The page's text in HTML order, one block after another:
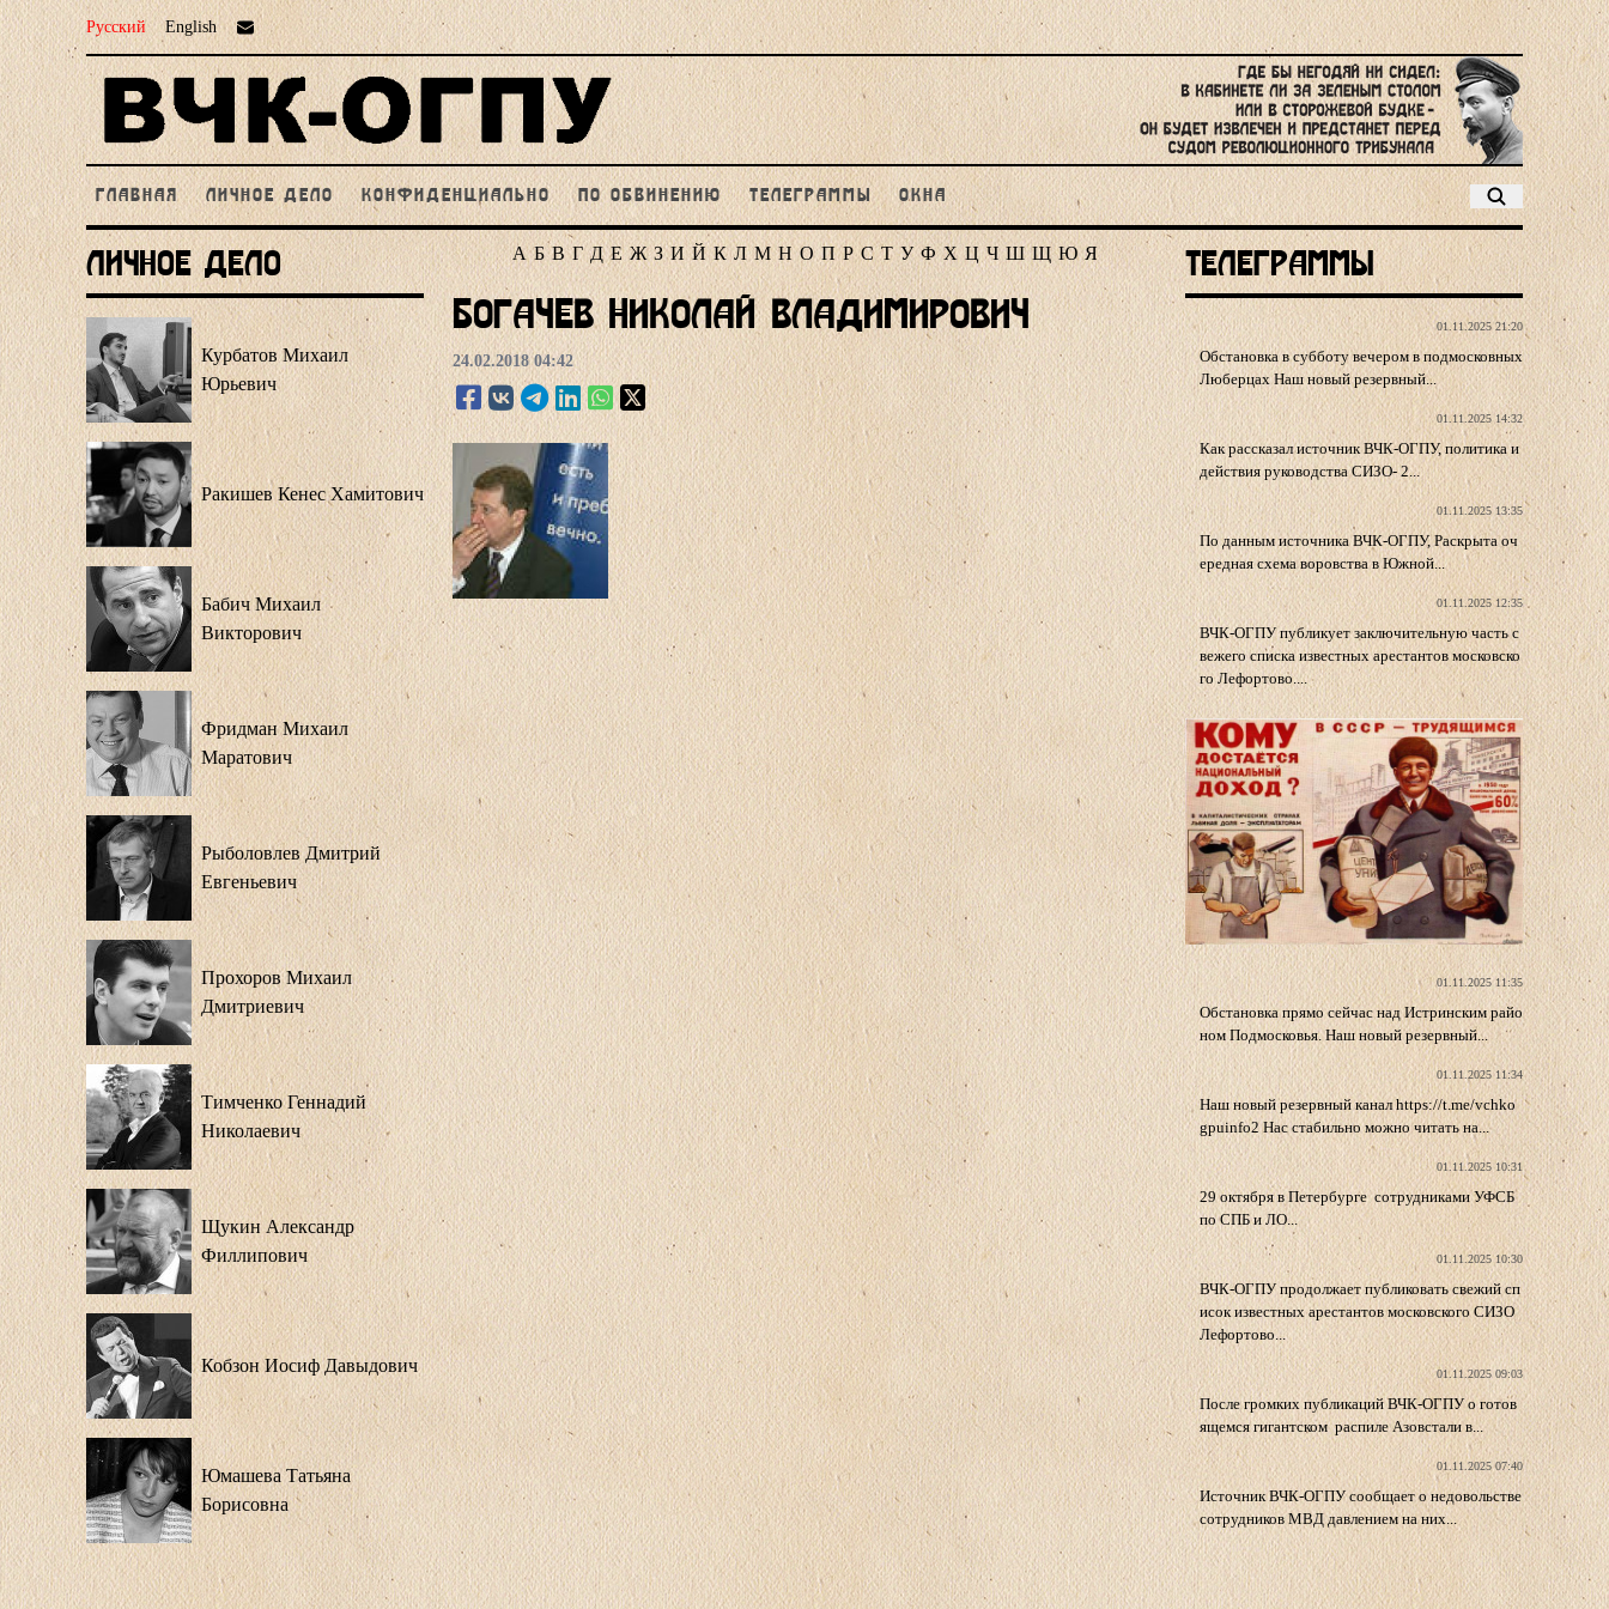
Русский English
ГЛАВНАЯ ЛИЧНОЕ ДЕЛО КОНФИДЕНЦИАЛЬНО ПО ОБВИНЕНИЮ ТЕЛЕГРАММЫ ОКНА
Личное Дело
Курбатов Михаил
Юрьевич
Ракишев Кенес Хамитович
Бабич Михаил
Викторович
Фридман Михаил
Маратович
Рыболовлев Дмитрий
Евгеньевич
Прохоров Михаил
Дмитриевич
Тимченко Геннадий
Николаевич
Щукин Александр
Филлипович
Кобзон Иосиф Давыдович
Юмашева Татьяна
Борисовна
А Б В Г Д Е Ж З И Й К Л М Н О П Р С Т У Ф Х Ц Ч Ш Щ Ю Я
Богачев Николай Владимирович
24.02.2018 04:42
Телеграммы
01.11.2025 21:20
Обстановка в субботу вечером в подмосковных
Люберцах Наш новый резервный...
01.11.2025 14:32
Как рассказал источник ВЧК-ОГПУ, политика и
действия руководства СИЗО- 2...
01.11.2025 13:35
По данным источника ВЧК-ОГПУ, Раскрыта оч
ередная схема воровства в Южной...
01.11.2025 12:35
ВЧК-ОГПУ публикует заключительную часть с
вежего списка известных арестантов московско
го Лефортово....
01.11.2025 11:35
Обстановка прямо сейчас над Истринским райо
ном Подмосковья. Наш новый резервный...
01.11.2025 11:34
Наш новый резервный канал https://t.me/vchko
gpuinfo2 Нас стабильно можно читать на...
01.11.2025 10:31
29 октября в Петербурге сотрудниками УФСБ
по СПБ и ЛО...
01.11.2025 10:30
ВЧК-ОГПУ продолжает публиковать свежий сп
исок известных арестантов московского СИЗО
Лефортово...
01.11.2025 09:03
После громких публикаций ВЧК-ОГПУ о готов
ящемся гигантском распиле Азовстали в...
01.11.2025 07:40
Источник ВЧК-ОГПУ сообщает о недовольстве
сотрудников МВД давлением на них...